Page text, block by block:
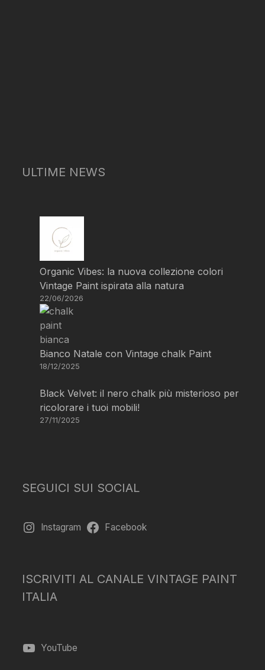
ULTIME NEWS
Organic Vibes: la nuova collezione colori
Vintage Paint ispirata alla natura
22/06/2026
Bianco Natale con Vintage chalk Paint
18/12/2025
Black Velvet: il nero chalk più misterioso per
ricolorare i tuoi mobili!
27/11/2025
SEGUICI SUI SOCIAL
Instagram Facebook
ISCRIVITI AL CANALE VINTAGE PAINT
ITALIA
YouTube